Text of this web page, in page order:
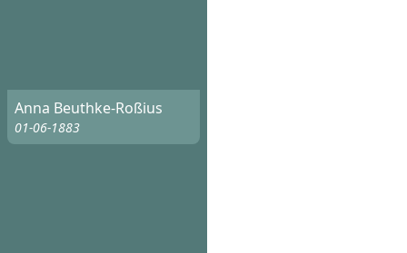
Anna Beuthke-Roßius
01-06-1883